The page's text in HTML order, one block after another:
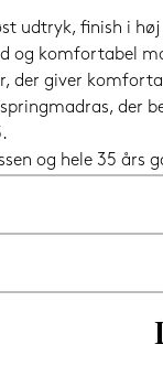
udtryk, finish i
og komfortabel
der giver
springmadras,
og hele 35 års